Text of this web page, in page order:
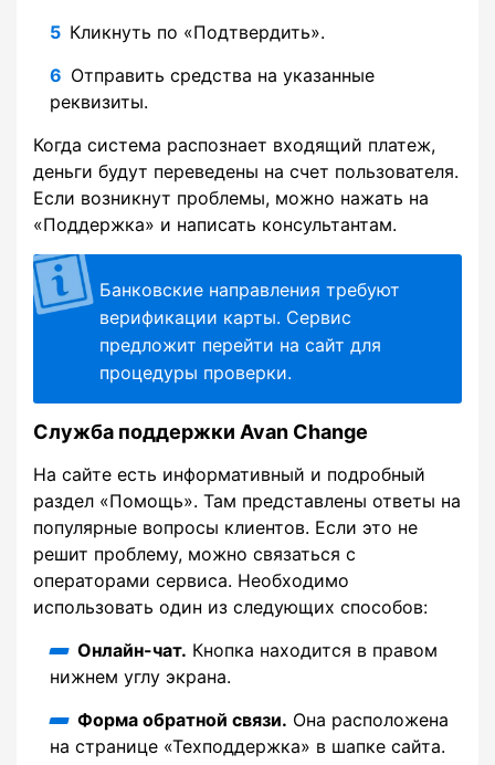
Кликнуть по «Подтвердить».
Отправить средства на указанные
реквизиты.
Когда система распознает входящий платеж,
деньги будут переведены на счет пользователя.
Если возникнут проблемы, можно нажать на
«Поддержка» и написать консультантам.
Банковские направления требуют
верификации карты. Сервис
предложит перейти на сайт для
процедуры проверки.
Служба поддержки Avan Change
На сайте есть информативный и подробный
раздел «Помощь». Там представлены ответы на
популярные вопросы клиентов. Если это не
решит проблему, можно связаться с
операторами сервиса. Необходимо
использовать один из следующих способов:
Онлайн-чат. Кнопка находится в правом
нижнем углу экрана.
Форма обратной связи. Она расположена
на странице «Техподдержка» в шапке сайта.